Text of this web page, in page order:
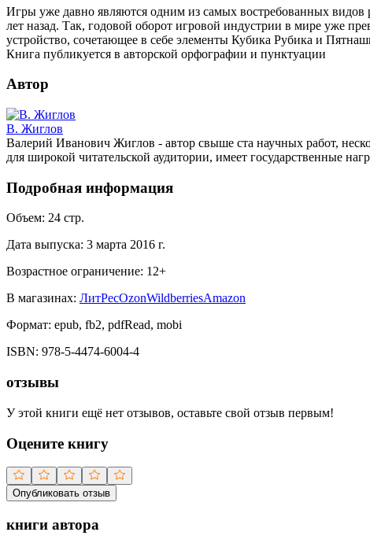
Игры уже давно являются одним из самых востребованных
лет назад. Так, годовой оборот игровой индустрии в мире уже
устройство, сочетающее в себе элементы Кубика Рубика и
Книга публикуется в авторской орфографии и пунктуации
Автор
В. Жиглов
Валерий Иванович Жиглов - автор свыше ста научных работ,
для широкой читательской аудитории, имеет государственные
Подробная информация
Объем: 24 стр.
Дата выпуска: 3 марта 2016 г.
Возрастное ограничение: 12+
В магазинах: ЛитРесOzonWildberriesAmazon
Формат: epub, fb2, pdfRead, mobi
ISBN: 978-5-4474-6004-4
отзывы
У этой книги ещё нет отзывов, оставьте свой отзыв первым!
Оцените книгу
Опубликовать отзыв
книги автора